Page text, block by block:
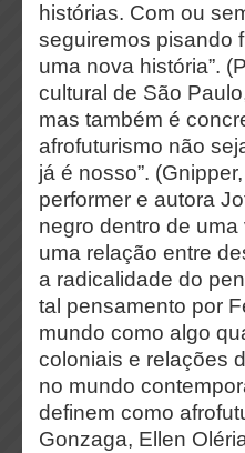
histórias. Com ou
seguiremos pisando
uma nova história”.
cultural de São
mas também é
afrofuturismo não
já é nosso”.
performer e autora
negro dentro de
uma relação entre
a radicalidade do
tal pensamento por
mundo como algo
coloniais e relações
no mundo
definem como
Gonzaga, Ellen